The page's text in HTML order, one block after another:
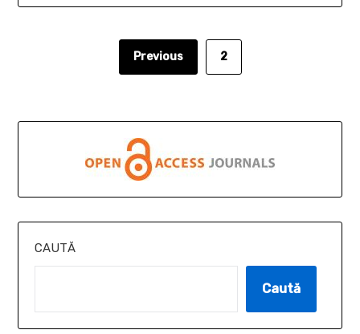
Previous 2
CAUTĂ
Caută